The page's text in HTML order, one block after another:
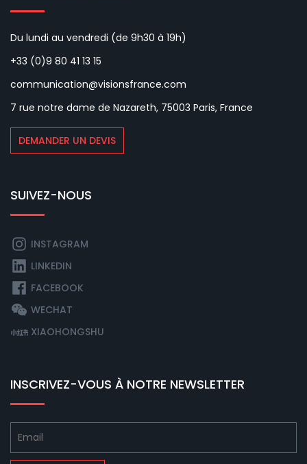
Du lundi au vendredi (de 9h30 à 19h)
+33 (0)9 80 41 13 15
communication@visionsfrance.com
7 rue notre dame de Nazareth, 75003 Paris, France
DEMANDER UN DEVIS
SUIVEZ-NOUS
INSTAGRAM
LINKEDIN
FACEBOOK
WECHAT
XIAOHONGSHU
INSCRIVEZ-VOUS À NOTRE NEWSLETTER